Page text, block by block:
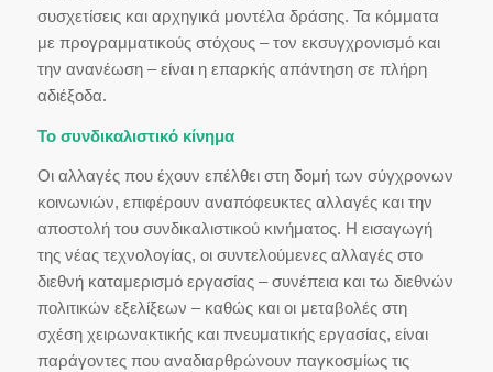
συσχετίσεις και αρχηγικά μοντέλα δράσης. Τα κόμματα
με προγραμματικούς στόχους – τον εκσυγχρονισμό και
την ανανέωση – είναι η επαρκής απάντηση σε πλήρη
αδιέξοδα.
Το συνδικαλιστικό κίνημα
Οι αλλαγές που έχουν επέλθει στη δομή των σύγχρονων
κοινωνιών, επιφέρουν αναπόφευκτες αλλαγές και την
αποστολή του συνδικαλιστικού κινήματος. Η εισαγωγή
της νέας τεχνολογίας, οι συντελούμενες αλλαγές στο
διεθνή καταμερισμό εργασίας – συνέπεια και τω διεθνών
πολιτικών εξελίξεων – καθώς και οι μεταβολές στη
σχέση χειρωνακτικής και πνευματικής εργασίας, είναι
παράγοντες που αναδιαρθρώνουν παγκοσμίως τις